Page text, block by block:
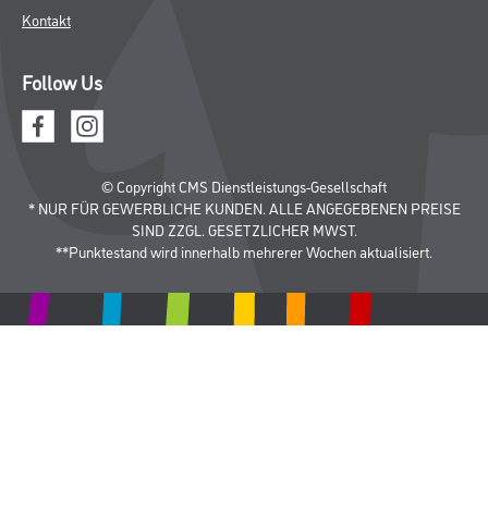
Kontakt
Follow Us
© Copyright CMS Dienstleistungs-Gesellschaft
* NUR FÜR GEWERBLICHE KUNDEN. ALLE ANGEGEBENEN PREISE
SIND ZZGL. GESETZLICHER MWST.
**Punktestand wird innerhalb mehrerer Wochen aktualisiert.